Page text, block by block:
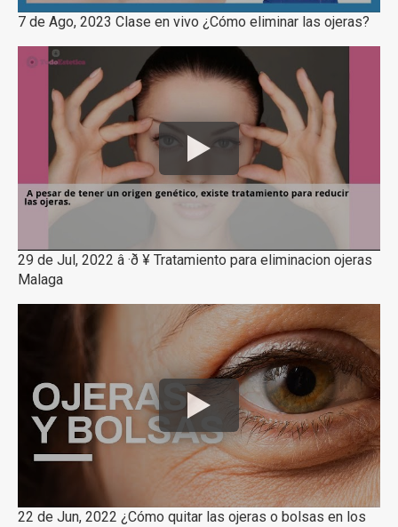
7 de Ago, 2023 Clase en vivo ¿Cómo eliminar las ojeras?
29 de Jul, 2022 â ·ð ¥ Tratamiento para eliminacion ojeras
Malaga
22 de Jun, 2022 ¿Cómo quitar las ojeras o bolsas en los